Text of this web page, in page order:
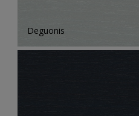
Deguonis